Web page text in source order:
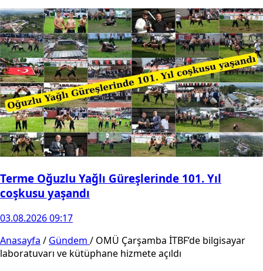
Terme Oğuzlu Yağlı Güreşlerinde 101. Yıl
coşkusu yaşandı
03.08.2026 09:17
Anasayfa / Gündem / OMÜ Çarşamba İTBF’de bilgisayar
laboratuvarı ve kütüphane hizmete açıldı